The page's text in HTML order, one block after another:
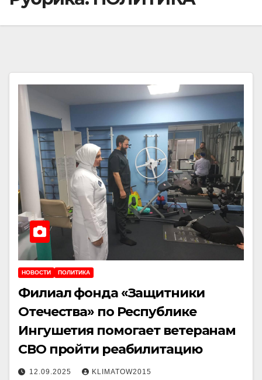
НОВОСТИ ПОЛИТИКА
Филиал фонда «Защитники
Отечества» по Республике
Ингушетия помогает ветеранам
СВО пройти реабилитацию
12.09.2025 KLIMATOW2015